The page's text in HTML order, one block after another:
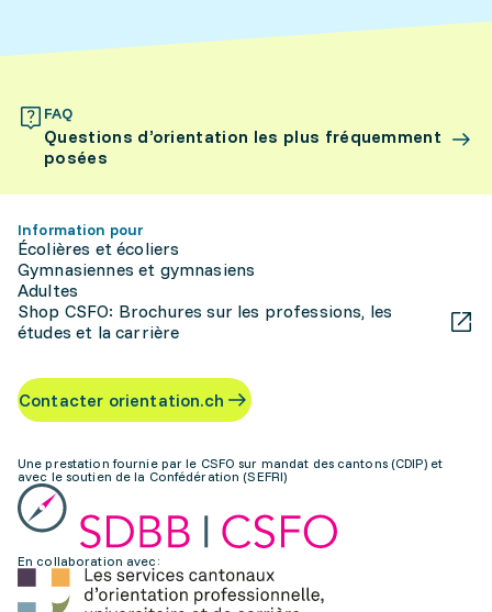
FAQ
Questions d’orientation les plus fréquemment
posées
Information pour
Écolières et écoliers
Gymnasiennes et gymnasiens
Adultes
Shop CSFO: Brochures sur les professions, les
études et la carrière
Contacter orientation.ch
Une prestation fournie par le CSFO sur mandat des cantons (CDIP) et
avec le soutien de la Confédération (SEFRI)
En collaboration avec: